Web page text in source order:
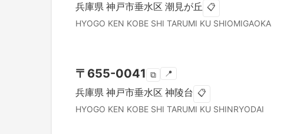
兵庫県 神戸市垂水区 潮見が丘 📋
HYOGO KEN KOBE SHI TARUMI KU SHIOMIGAOKA
〒 655-0041 ⧉ 📍
兵庫県 神戸市垂水区 神陵台 📋
HYOGO KEN KOBE SHI TARUMI KU SHINRYODAI